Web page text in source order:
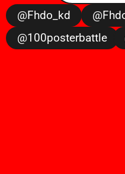
@fhdo_kd
@100posterbattle